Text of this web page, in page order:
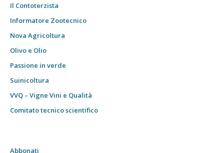
Il Contoterzista
Informatore Zootecnico
Nova Agricoltura
Olivo e Olio
Passione in verde
Suinicoltura
VVQ – Vigne Vini e Qualità
Comitato tecnico scientifico
Abbonati